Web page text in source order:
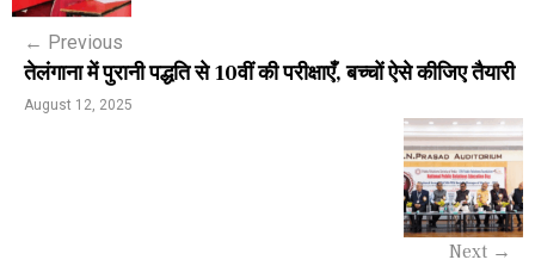
s
n
← Previous
तेलंगाना में पुरानी पद्धति से 10वीं की परीक्षाएँ, बच्चों ऐसे कीजिए तैयारी
August 12, 2025
Next →